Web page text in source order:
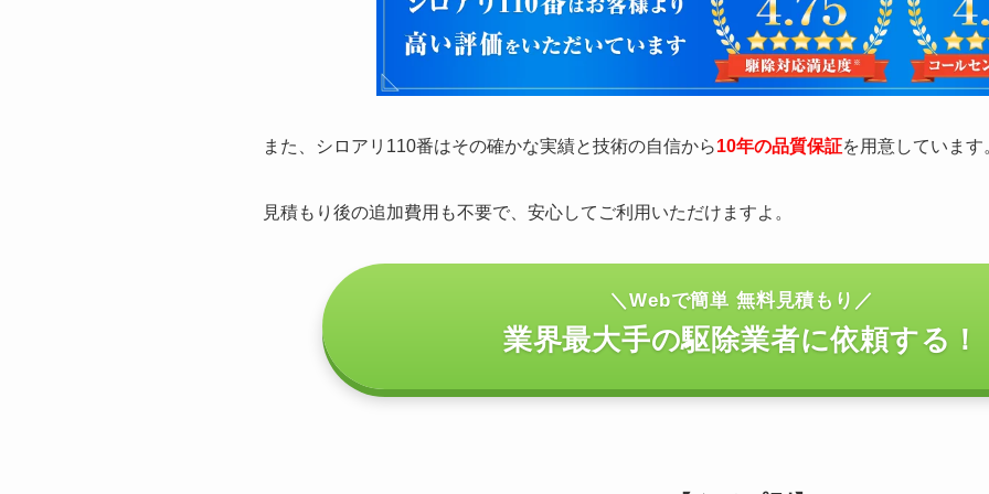
また、シロアリ110番はその確かな実績と技術の自信から10年の品質保証を用意しています
見積もり後の追加費用も不要で、安心してご利用いただけますよ。
＼Webで簡単 無料見積もり／
業界最大手の駆除業者に依頼する！